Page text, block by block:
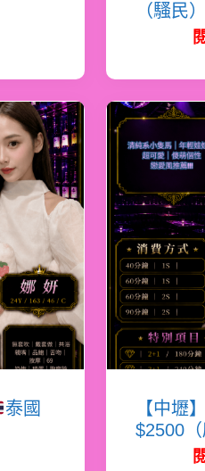
（騷民）
泰國
【中壢
$2500（